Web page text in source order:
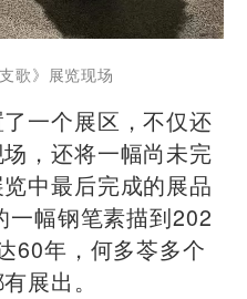
歌》展览现场
一个展区，不仅还
，还将一幅尚未完
中最后完成的展品
幅钢笔素描到202
60年，何多苓多个
展出。